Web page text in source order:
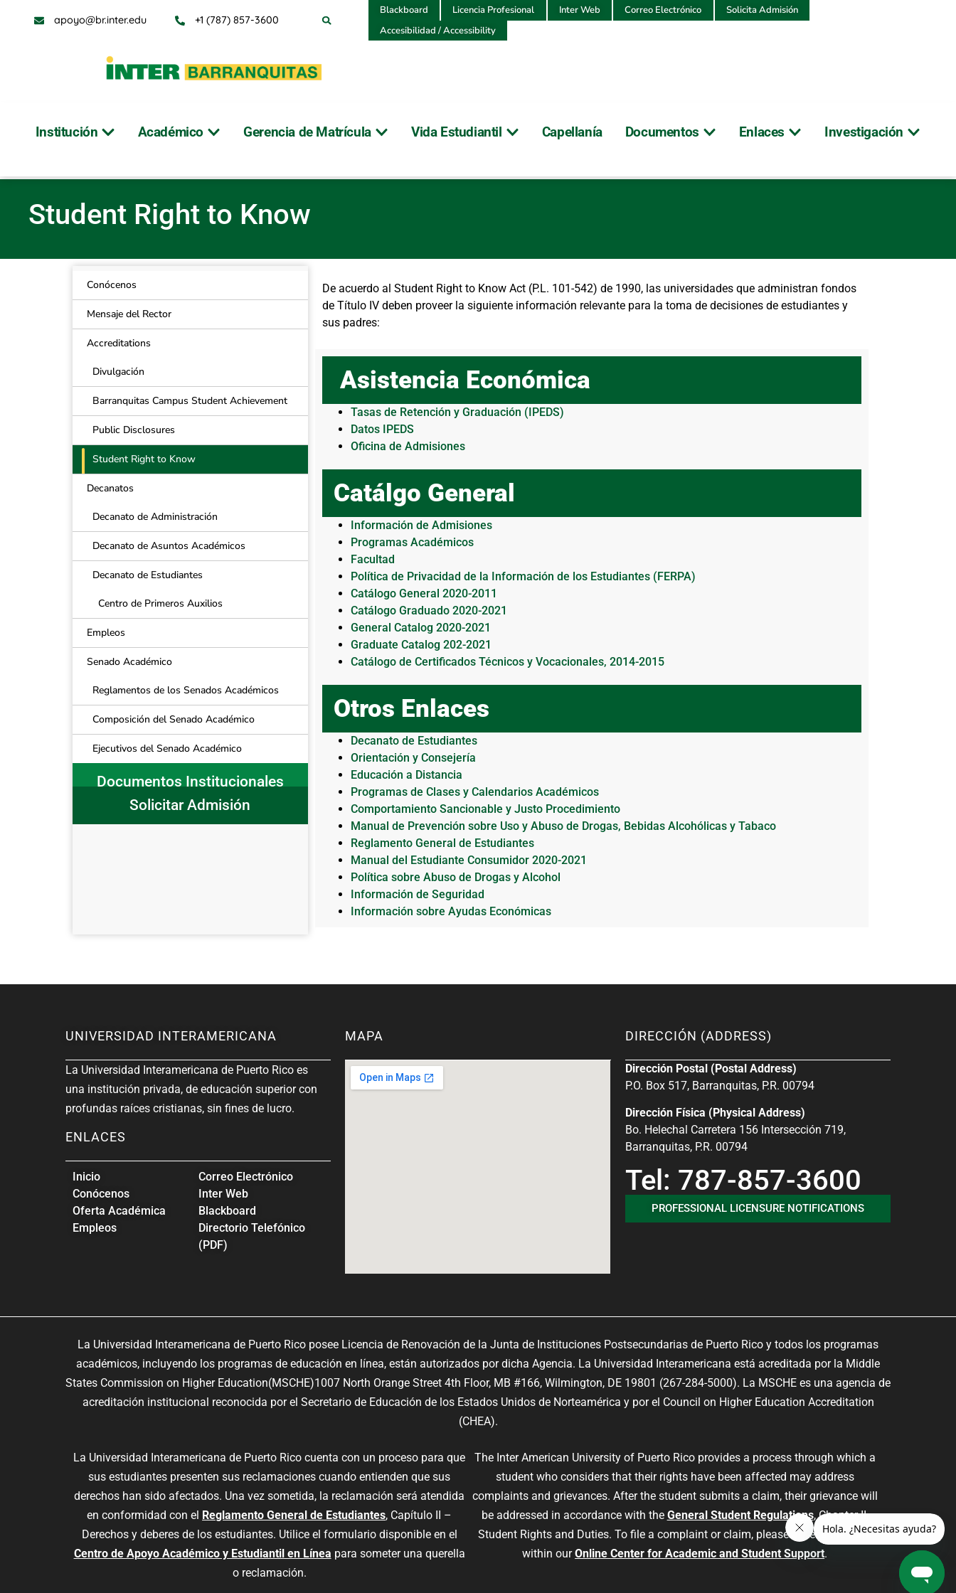
apoyo@br.inter.edu +1 (787) 857-3600
Blackboard Licencia Profesional Inter Web Correo Electrónico
Solicita Admisión
Accesibilidad / Accessibility
Institución Académico Gerencia de Matrícula Vida Estudiantil Capellanía Documentos Enlaces Investigación
Student Right to Know
Conócenos
Mensaje del Rector
Accreditations
Divulgación
Barranquitas Campus Student Achievement
Public Disclosures
Student Right to Know
Decanatos
Decanato de Administración
Decanato de Asuntos Académicos
Decanato de Estudiantes
Centro de Primeros Auxilios
Empleos
Senado Académico
Reglamentos de los Senados Académicos
Composición del Senado Académico
Ejecutivos del Senado Académico
Documentos Institucionales
Solicitar Admisión
De acuerdo al Student Right to Know Act (P.L. 101-542) de 1990, las universidades que administran fondos
de Título IV deben proveer la siguiente información relevante para la toma de decisiones de estudiantes y
sus padres:
Asistencia Económica
Tasas de Retención y Graduación (IPEDS)
Datos IPEDS
Oficina de Admisiones
Catálgo General
Información de Admisiones
Programas Académicos
Facultad
Política de Privacidad de la Información de los Estudiantes (FERPA)
Catálogo General 2020-2011
Catálogo Graduado 2020-2021
General Catalog 2020-2021
Graduate Catalog 202-2021
Catálogo de Certificados Técnicos y Vocacionales, 2014-2015
Otros Enlaces
Decanato de Estudiantes
Orientación y Consejería
Educación a Distancia
Programas de Clases y Calendarios Académicos
Comportamiento Sancionable y Justo Procedimiento
Manual de Prevención sobre Uso y Abuso de Drogas, Bebidas Alcohólicas y Tabaco
Reglamento General de Estudiantes
Manual del Estudiante Consumidor 2020-2021
Política sobre Abuso de Drogas y Alcohol
Información de Seguridad
Información sobre Ayudas Económicas
UNIVERSIDAD INTERAMERICANA
La Universidad Interamericana de Puerto Rico es
una institución privada, de educación superior con
profundas raíces cristianas, sin fines de lucro.
ENLACES
Inicio
Conócenos
Oferta Académica
Empleos
Correo Electrónico
Inter Web
Blackboard
Directorio Telefónico
(PDF)
MAPA DIRECCIÓN (ADDRESS)
Dirección Postal (Postal Address)
P.O. Box 517, Barranquitas, P.R. 00794
Dirección Física (Physical Address)
Bo. Helechal Carretera 156 Intersección 719,
Barranquitas, P.R. 00794
Tel: 787-857-3600
PROFESSIONAL LICENSURE NOTIFICATIONS
La Universidad Interamericana de Puerto Rico posee Licencia de Renovación de la Junta de Instituciones Postsecundarias de Puerto Rico y todos los programas
académicos, incluyendo los programas de educación en línea, están autorizados por dicha Agencia. La Universidad Interamericana está acreditada por la Middle
States Commission on Higher Education(MSCHE)1007 North Orange Street 4th Floor, MB #166, Wilmington, DE 19801 (267-284-5000). La MSCHE es una agencia de
acreditación institucional reconocida por el Secretario de Educación de los Estados Unidos de Norteamérica y por el Council on Higher Education Accreditation
(CHEA).
La Universidad Interamericana de Puerto Rico cuenta con un proceso para que
sus estudiantes presenten sus reclamaciones cuando entienden que sus
derechos han sido afectados. Una vez sometida, la reclamación será atendida
en conformidad con el Reglamento General de Estudiantes, Capítulo II –
Derechos y deberes de los estudiantes. Utilice el formulario disponible en el
Centro de Apoyo Académico y Estudiantil en Línea para someter una querella
o reclamación.
The Inter American University of Puerto Rico provides a process through which a
student who considers that their rights have been affected may address
complaints and grievances. After the student submits a claim, their grievance will
be addressed in accordance with the General Student Regulations, Chapter II,
Student Rights and Duties. To file a complaint or claim, please access the form
within ourOnline Center for Academic and Student Support.